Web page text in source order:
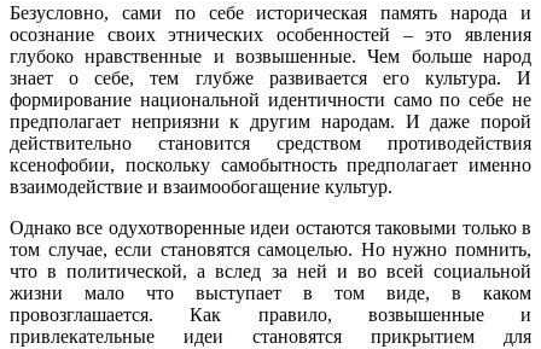
Безусловно, сами по себе историческая память народа и
осознание своих этнических особенностей – это явления
глубоко нравственные и возвышенные. Чем больше народ
знает о себе, тем глубже развивается его культура. И
формирование национальной идентичности само по себе не
предполагает неприязни к другим народам. И даже порой
действительно становится средством противодействия
ксенофобии, поскольку самобытность предполагает именно
взаимодействие и взаимообогащение культур.
Однако все одухотворенные идеи остаются таковыми только в
том случае, если становятся самоцелью. Но нужно помнить,
что в политической, а вслед за ней и во всей социальной
жизни мало что выступает в том виде, в каком
провозглашается. Как правило, возвышенные и
привлекательные идеи становятся прикрытием для